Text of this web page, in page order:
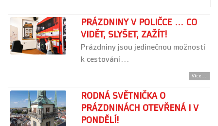
PRÁZDNINY V POLIČCE ... CO
VIDĚT, SLYŠET, ZAŽÍT!
Prázdniny jsou jedinečnou možností
k cestování…
Více...
RODNÁ SVĚTNIČKA O
PRÁZDNINÁCH OTEVŘENÁ I V
PONDĚLÍ!